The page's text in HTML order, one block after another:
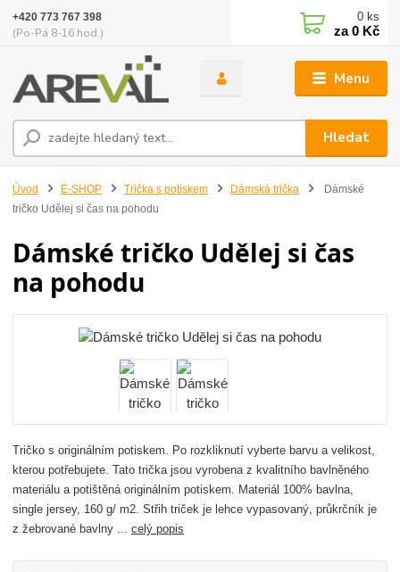
Menu
Hledat
+420 773 767 398
(Po-Pá 8-16 hod.)
0 ks
za0 Kč
Úvod E-SHOP Trička s potiskem Dámská trička
Dámské
tričko Udělej si čas na pohodu
Dámské tričko Udělej si čas
na pohodu
Tričko s originálním potiskem. Po rozkliknutí vyberte barvu a velikost,
kterou potřebujete. Tato trička jsou vyrobena z kvalitního bavlněného
materiálu a potištěná originálním potiskem. Materiál 100% bavlna,
single jersey, 160 g/ m2. Střih triček je lehce vypasovaný, průkrčník je
z žebrované bavlny ...celý popis